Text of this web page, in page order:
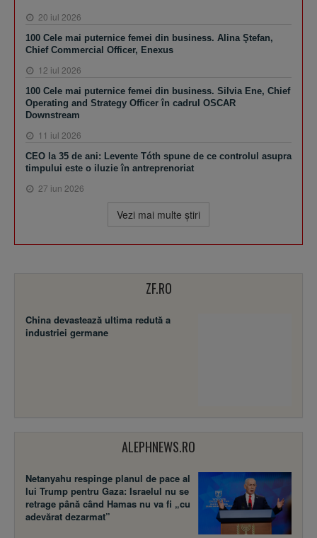
20 iul 2026
100 Cele mai puternice femei din business. Alina Ştefan,
Chief Commercial Officer, Enexus
12 iul 2026
100 Cele mai puternice femei din business. Silvia Ene, Chief
Operating and Strategy Officer în cadrul OSCAR
Downstream
11 iul 2026
CEO la 35 de ani: Levente Tóth spune de ce controlul asupra
timpului este o iluzie în antreprenoriat
27 iun 2026
Vezi mai multe ştiri
ZF.RO
China devastează ultima redută a
industriei germane
ALEPHNEWS.RO
Netanyahu respinge planul de pace al
lui Trump pentru Gaza: Israelul nu se
retrage până când Hamas nu va fi „cu
adevărat dezarmat”